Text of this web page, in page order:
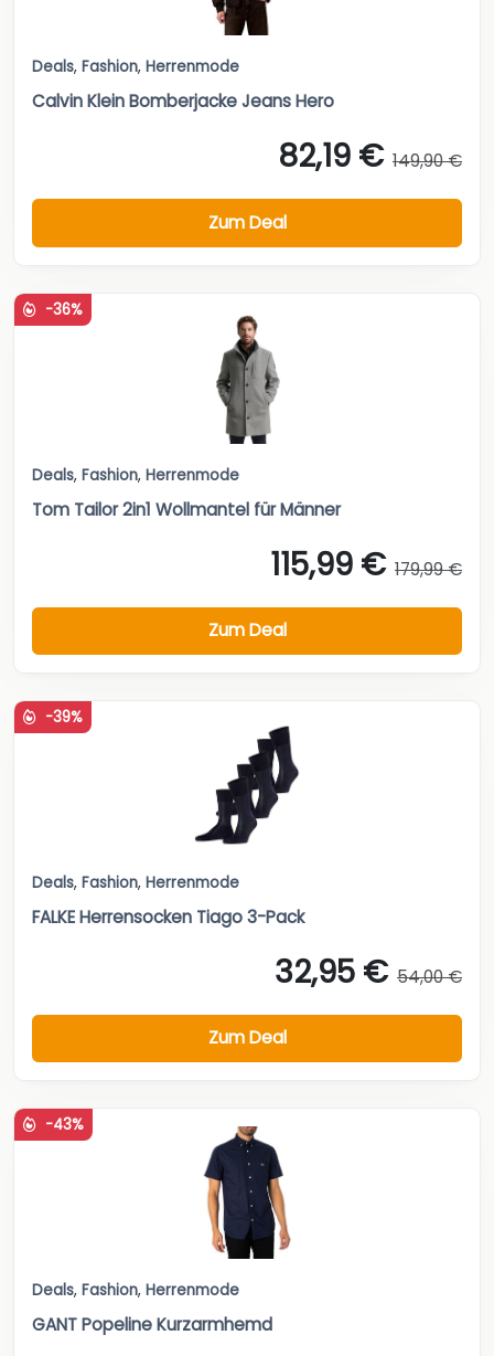
Deals, Fashion, Herrenmode
Calvin Klein Bomberjacke Jeans Hero
82,19 € 149,90 €
Zum Deal
-36%
Deals, Fashion, Herrenmode
Tom Tailor 2in1 Wollmantel für Männer
115,99 € 179,99 €
Zum Deal
-39%
Deals, Fashion, Herrenmode
FALKE Herrensocken Tiago 3-Pack
32,95 € 54,00 €
Zum Deal
-43%
Deals, Fashion, Herrenmode
GANT Popeline Kurzarmhemd